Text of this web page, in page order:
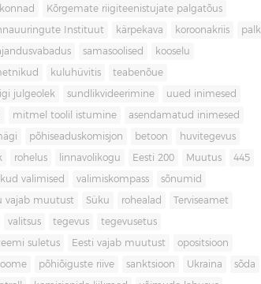
Kõrgemate riigiteenistujate palgatõus
Instituut kärpekava koroonakriis palk
samasoolised kooselu
kuluhüvitis teabenõue
julgeolek sundlikvideerimine uued inimesed
mitmel toolil istumine asendamatud inimesed
põhiseaduskomisjon betoon huvitegevus
rohelus linnavolikogu Eesti 200 Muutus 445
valimised valimiskompass sõnumid
vajab muutust Süku rohealad Terviseamet
valitsus tegevus tegevusetus
suletus Eesti vajab muutust opositsioon
põhiõiguste riive sanktsioon Ukraina sõda